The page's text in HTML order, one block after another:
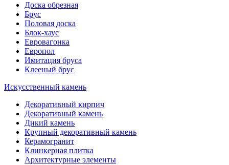
Доска обрезная
Брус
Половая доска
Блок-хаус
Евровагонка
Европол
Имитация бруса
Клееный брус
Искусственный камень
Декоративный кирпич
Декоративный камень
Дикий камень
Крупный декоративный камень
Керамогранит
Клинкерная плитка
Архитектурные элементы